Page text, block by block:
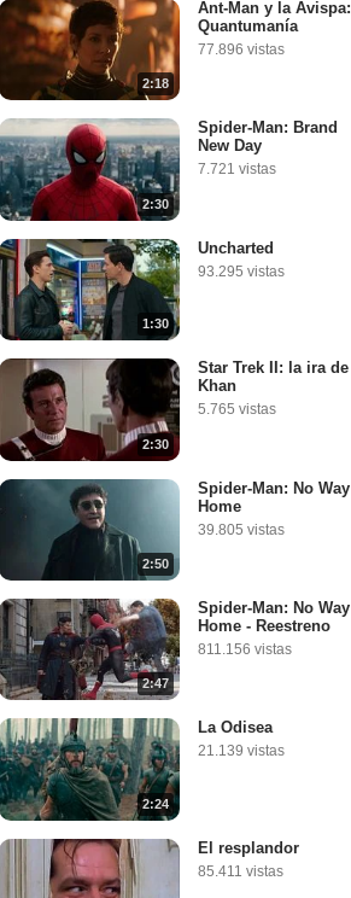
2:18
Ant-Man y la Avispa:
Quantumanía
77.896 vistas
2:30
Spider-Man: Brand
New Day
7.721 vistas
1:30
Uncharted
93.295 vistas
2:30
Star Trek II: la ira de
Khan
5.765 vistas
2:50
Spider-Man: No Way
Home
39.805 vistas
2:47
Spider-Man: No Way
Home - Reestreno
811.156 vistas
2:24
La Odisea
21.139 vistas
El resplandor
85.411 vistas